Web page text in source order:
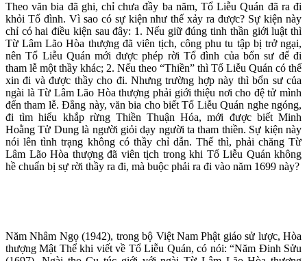
Theo văn bia đã ghi, chỉ chưa đầy ba năm, Tổ Liễu Quán đã ra đi
khỏi Tổ đình. Vì sao có sự kiện như thế xảy ra được? Sự kiện này
chỉ có hai điều kiện sau đây: 1. Nếu giữ đúng tinh thần giới luật thì
Từ Lâm Lão Hòa thượng đã viên tịch, công phu tu tập bị trở ngại,
nên Tổ Liễu Quán mới được phép rời Tổ đình của bổn sư để đi
tham lễ một thầy khác; 2. Nếu theo “Thiền” thì Tổ Liễu Quán có thể
xin đi và được thầy cho đi. Nhưng trường hợp này thì bổn sư của
ngài là Từ Lâm Lão Hòa thượng phải giới thiệu nơi cho đệ tử mình
đến tham lễ. Đằng này, văn bia cho biết Tổ Liễu Quán nghe ngóng,
đi tìm hiểu khắp rừng Thiền Thuận Hóa, mới được biết Minh
Hoằng Tử Dung là người giỏi dạy người ta tham thiền. Sự kiện này
nói lên tình trạng không có thầy chỉ dẫn. Thế thì, phải chăng Từ
Lâm Lão Hòa thượng đã viên tịch trong khi Tổ Liễu Quán không
hề chuẩn bị sự rời thầy ra đi, mà buộc phải ra đi vào năm 1699 này?
Năm Nhâm Ngọ (1942), trong bộ Việt Nam Phật giáo sử lược, Hòa
thượng Mật Thể khi viết về Tổ Liễu Quán, có nói: “Năm Đinh Sửu